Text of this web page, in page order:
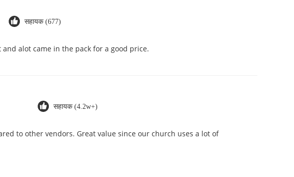
सहायक (677)
alot came in the pack for a good price.
सहायक (4.2w+)
to other vendors. Great value since our church uses a lot of